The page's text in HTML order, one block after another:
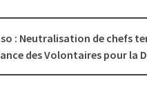
: Neutralisation de chefs
des Volontaires pour la